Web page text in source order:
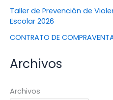
Taller de Prevención de
Escolar 2026
CONTRATO DE
Archivos
Archivos